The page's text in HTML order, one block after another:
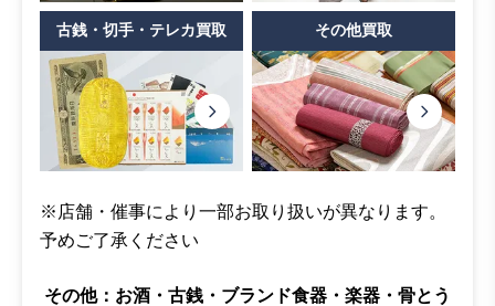
古銭・切手・テレカ買取 その他買取
※店舗・催事により一部お取り扱いが異なります。
予めご了承ください
その他： お酒・古銭・ブランド食器・楽器・骨とう